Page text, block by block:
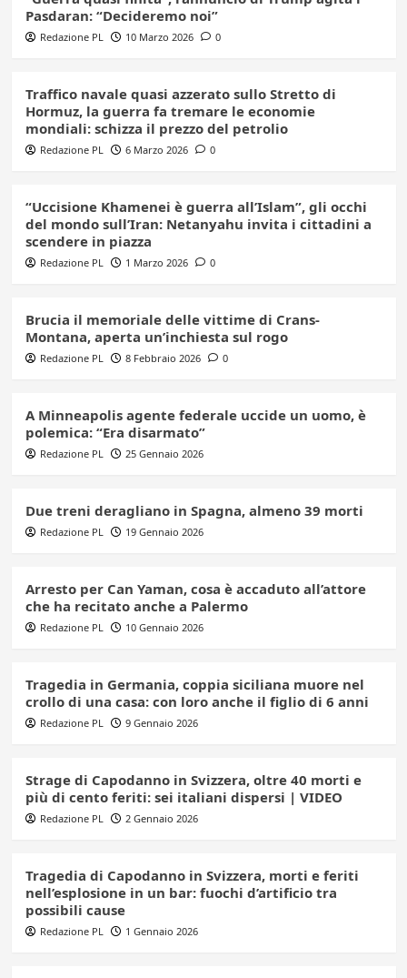
Pasdaran: “Decideremo noi”
Redazione PL 10 Marzo 2026 0
Traffico navale quasi azzerato sullo Stretto di
Hormuz, la guerra fa tremare le economie
mondiali: schizza il prezzo del petrolio
Redazione PL 6 Marzo 2026 0
“Uccisione Khamenei è guerra all’Islam”, gli occhi
del mondo sull’Iran: Netanyahu invita i cittadini a
scendere in piazza
Redazione PL 1 Marzo 2026 0
Brucia il memoriale delle vittime di Crans-
Montana, aperta un’inchiesta sul rogo
Redazione PL 8 Febbraio 2026 0
A Minneapolis agente federale uccide un uomo, è
polemica: “Era disarmato”
Redazione PL 25 Gennaio 2026
Due treni deragliano in Spagna, almeno 39 morti
Redazione PL 19 Gennaio 2026
Arresto per Can Yaman, cosa è accaduto all’attore
che ha recitato anche a Palermo
Redazione PL 10 Gennaio 2026
Tragedia in Germania, coppia siciliana muore nel
crollo di una casa: con loro anche il figlio di 6 anni
Redazione PL 9 Gennaio 2026
Strage di Capodanno in Svizzera, oltre 40 morti e
più di cento feriti: sei italiani dispersi | VIDEO
Redazione PL 2 Gennaio 2026
Tragedia di Capodanno in Svizzera, morti e feriti
nell’esplosione in un bar: fuochi d’artificio tra
possibili cause
Redazione PL 1 Gennaio 2026